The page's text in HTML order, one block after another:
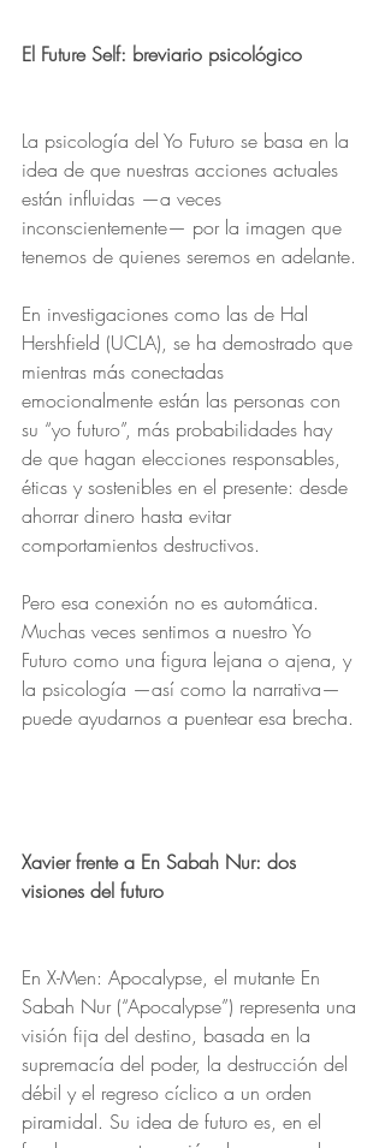
El Future Self: breviario psicológico
La psicología del Yo Futuro se basa en la
idea de que nuestras acciones actuales
están influidas —a veces
inconscientemente— por la imagen que
tenemos de quienes seremos en adelante.
En investigaciones como las de Hal
Hershfield (UCLA), se ha demostrado que
mientras más conectadas
emocionalmente están las personas con
su “yo futuro”, más probabilidades hay
de que hagan elecciones responsables,
éticas y sostenibles en el presente: desde
ahorrar dinero hasta evitar
comportamientos destructivos.
Pero esa conexión no es automática.
Muchas veces sentimos a nuestro Yo
Futuro como una figura lejana o ajena, y
la psicología —así como la narrativa—
puede ayudarnos a puentear esa brecha.
Xavier frente a En Sabah Nur: dos
visiones del futuro
En X-Men: Apocalypse, el mutante En
Sabah Nur (“Apocalypse”) representa una
visión fija del destino, basada en la
supremacía del poder, la destrucción del
débil y el regreso cíclico a un orden
piramidal. Su idea de futuro es, en el